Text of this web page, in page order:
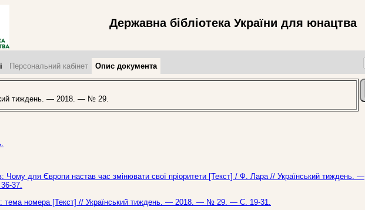
Державна бібліотека України для юнацтва
Персональний кабінет Опис документа
тиждень. — 2018. — № 29.
Чому для Європи настав час змінювати свої пріоритети [Текст] / Ф. Лара // Український тиждень. —
37.
тема номера [Текст] // Український тиждень. — 2018. — № 29. — С. 19-31.